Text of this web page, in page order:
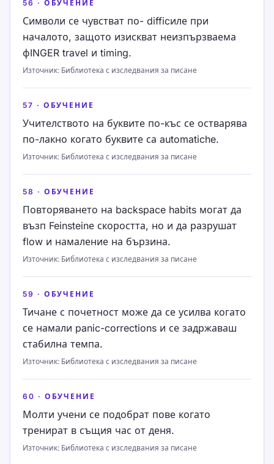
56 · ОБУЧЕНИЕ
Символи се чувстват по- difficиле при
началото, защото изискват неизпързваема
фINGER travel и timing.
Източник: Библиотека с изследвания за писане
57 · ОБУЧЕНИЕ
Учителството на буквите по-къс се остварява
по-лакно когато буквите са automatiche.
Източник: Библиотека с изследвания за писане
58 · ОБУЧЕНИЕ
Повторяването на backspace habits могат да
възп Feinsteinе скоростта, но и да разрушат
flow и намаление на бързина.
Източник: Библиотека с изследвания за писане
59 · ОБУЧЕНИЕ
Тичане с почетност може да се усилва когато
се намали panic-corrections и се задржаваш
стабилна темпа.
Източник: Библиотека с изследвания за писане
60 · ОБУЧЕНИЕ
Молти учени се подобрат пове когато
тренират в същия час от деня.
Източник: Библиотека с изследвания за писане